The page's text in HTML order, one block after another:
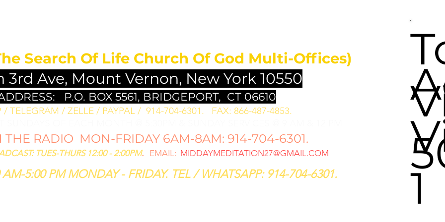
Search Of Life Church Of God Multi-Offices)
3rd Ave, Mount Vernon, New York 10550
P.O. BOX 5561, BRIDGEPORT, CT 06610
/ TELEGRAM / ZELLE / PAYPAL / 914-704-6301.
FAX: 866-487-4853.
THE RADIO MON-FRIDAY 6AM-8AM: 914-704-6301.
TUES-THURS 12:00 - 2:00PM. EMAIL: MIDDAYMEDITATION27@GMAIL.COM
5:00 PM MONDAY - FRIDAY. TEL / WHATSAPP: 914-704-6301.
1